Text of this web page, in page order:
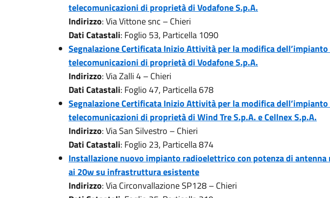
telecomunicazioni di proprietà di Vodafone S.p.A.
Indirizzo: Via Vittone snc – Chieri
Dati Catastali: Foglio 53, Particella 1090
Segnalazione Certificata Inizio Attività per la modifica
telecomunicazioni di proprietà di Vodafone S.p.A.
Indirizzo: Via Zalli 4 – Chieri
Dati Catastali: Foglio 47, Particella 678
Segnalazione Certificata Inizio Attività per la modifica
telecomunicazioni di proprietà di Wind Tre S.p.A. e Cellnex S.p.A.
Indirizzo: Via San Silvestro – Chieri
Dati Catastali: Foglio 23, Particella 874
Installazione nuovo impianto radioelettrico con potenza di antenna
ai 20w su infrastruttura esistente
Indirizzo: Via Circonvallazione SP128 – Chieri